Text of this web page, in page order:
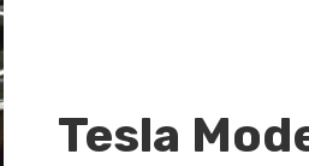
Tesla